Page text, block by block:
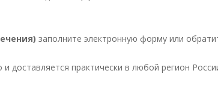
заполните электронную форму или
доставляется практически в любой регион